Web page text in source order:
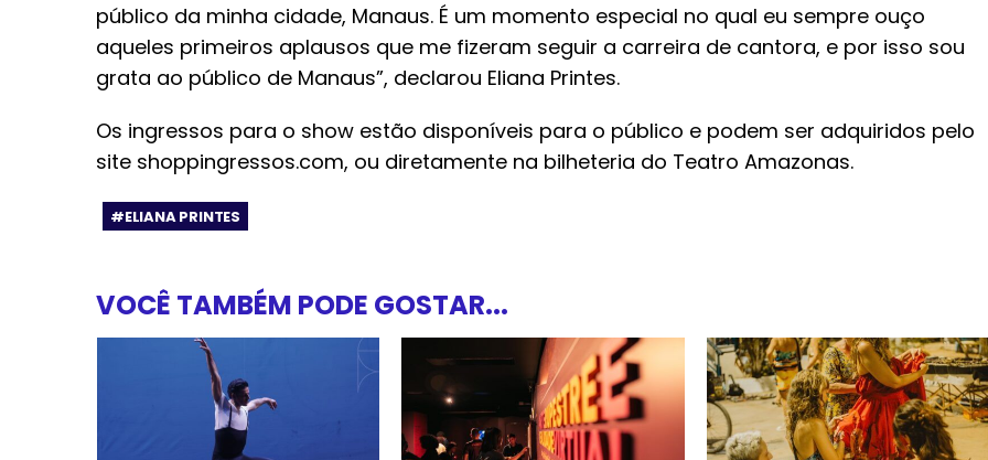
público da minha cidade, Manaus. É um momento especial no qual eu sempre ouço
aqueles primeiros aplausos que me fizeram seguir a carreira de cantora, e por isso sou
grata ao público de Manaus”, declarou Eliana Printes.
Os ingressos para o show estão disponíveis para o público e podem ser adquiridos pelo
site shoppingressos.com, ou diretamente na bilheteria do Teatro Amazonas.
#ELIANA PRINTES
VOCÊ TAMBÉM PODE GOSTAR...